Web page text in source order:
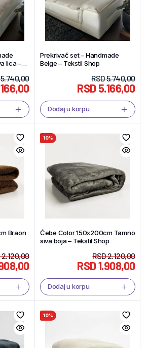
lica –
Prekrivač set – Handmade
Beige – Tekstil Shop
RSD5.740,00
RSD5.166,00
Dodaj u korpu
Braon
2.120,00
10%
Ćebe Color 150x200cm Tamno
siva boja – Tekstil Shop
RSD2.120,00
RSD1.908,00
Dodaj u korpu
10%